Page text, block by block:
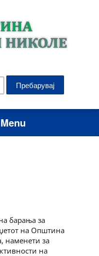
барања за
на Општина
наменети за
на